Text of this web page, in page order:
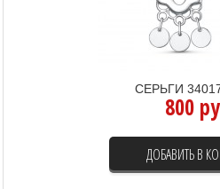
СЕРЬГИ
800
ДОБАВИТЬ В